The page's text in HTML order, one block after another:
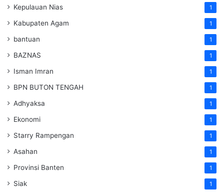
Kepulauan Nias 1
Kabupaten Agam 1
bantuan 1
BAZNAS 1
Isman Imran 1
BPN BUTON TENGAH 1
Adhyaksa 1
Ekonomi 1
Starry Rampengan 1
Asahan 1
Provinsi Banten 1
Siak 1